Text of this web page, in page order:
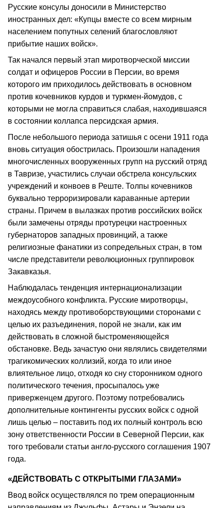
Русские консулы доносили в Министерство
иностранных дел: «Купцы вместе со всем мирным
населением попутных селений благословляют
прибытие наших войск».
Так начался первый этап миротворческой миссии
солдат и офицеров России в Персии, во время
которого им приходилось действовать в основном
против кочевников курдов и туркмен-йомудов, с
которыми не могла справиться слабая, находившаяся
в состоянии коллапса персидская армия.
После небольшого периода затишья с осени 1911 года
вновь ситуация обострилась. Произошли нападения
многочисленных вооруженных групп на русский отряд
в Тавризе, участились случаи обстрела консульских
учреждений и конвоев в Реште. Толпы кочевников
буквально терроризировали караванные артерии
страны. Причем в вылазках против российских войск
были замечены отряды протурецки настроенных
губернаторов западных провинций, а также
религиозные фанатики из сопредельных стран, в том
числе представители революционных группировок
Закавказья.
Наблюдалась тенденция интернационализации
междоусобного конфликта. Русские миротворцы,
находясь между противоборствующими сторонами с
целью их разъединения, порой не знали, как им
действовать в сложной быстроменяющейся
обстановке. Ведь зачастую они являлись свидетелями
трагикомических коллизий, когда то или иное
влиятельное лицо, отходя ко сну сторонником одного
политического течения, просыпалось уже
приверженцем другого. Поэтому потребовались
дополнительные контингенты русских войск с одной
лишь целью – поставить под их полный контроль всю
зону ответственности России в Северной Персии, как
того требовали статьи англо-русского соглашения 1907
года.
«ДЕЙСТВОВАТЬ С ОТКРЫТЫМИ ГЛАЗАМИ»
Ввод войск осуществлялся по трем операционным